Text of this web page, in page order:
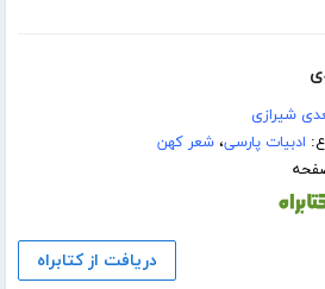
شیرازی
ادبیات پارسی،شعر کهن
دریافت از کتابراه